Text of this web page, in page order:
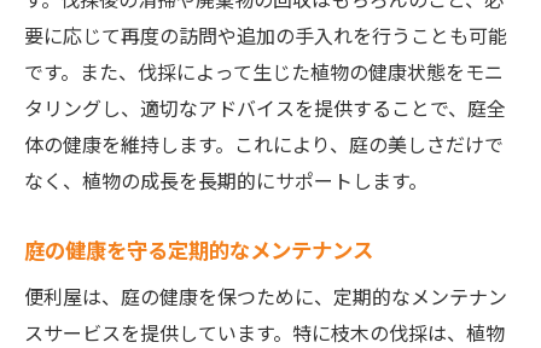
要に応じて再度の訪問や追加の手入れを行うことも可能
です。また、伐採によって生じた植物の健康状態をモニ
タリングし、適切なアドバイスを提供することで、庭全
体の健康を維持します。これにより、庭の美しさだけで
なく、植物の成長を長期的にサポートします。
庭の健康を守る定期的なメンテナンス
便利屋は、庭の健康を保つために、定期的なメンテナン
スサービスを提供しています。特に枝木の伐採は、植物